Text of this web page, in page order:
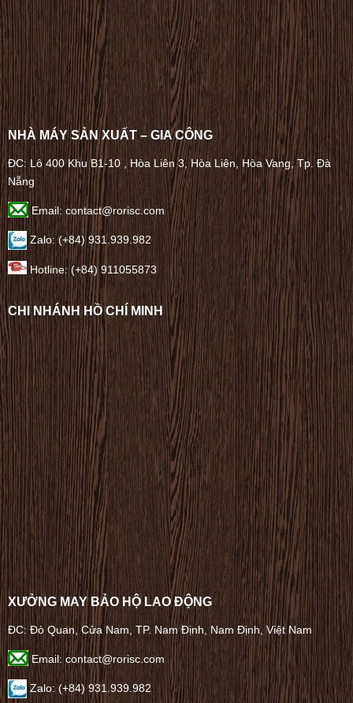
NHÀ MÁY SẢN XUẤT – GIA CÔNG
ĐC: Lô 400 Khu B1-10 , Hòa Liên 3, Hòa Liên, Hòa Vang, Tp. Đà
Nẵng
Email: contact@rorisc.com
Zalo: (+84) 931.939.982
Hotline: (+84) 911055873
CHI NHÁNH HỒ CHÍ MINH
XƯỞNG MAY BẢO HỘ LAO ĐỘNG
ĐC: Đò Quan, Cửa Nam, TP. Nam Định, Nam Định, Việt Nam
Email: contact@rorisc.com
Zalo: (+84) 931.939.982